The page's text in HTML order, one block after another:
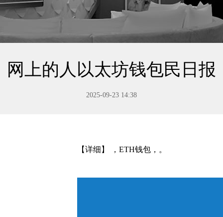
网上的人以太坊钱包民日报
2025-09-23 14:38
【详细】 ，ETH钱包，。